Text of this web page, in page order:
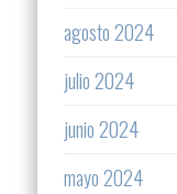
agosto 2024
julio 2024
junio 2024
mayo 2024